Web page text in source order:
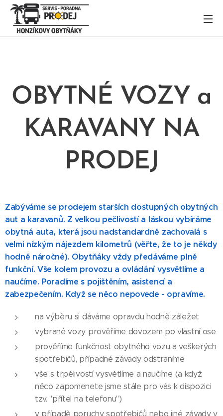
OBYTNÉ VOZY a
KARAVANY NA
PRODEJ
Zabýváme se prodejem starších dostupných obytných
aut a karavanů. Z velkou pečlivostí a láskou vybíráme
obytná auta, která jsou nadstandardně zachovalá s
velmi nízkým nájezdem kilometrů (věřte, že to je někdy
hodně náročné). Obytňáky vždy předáváme plně
funkční. Vše kolem provozu a ovládání vysvětlíme a
naučíme. Poradíme s pojištěním, asistencí a
zabezpečením. Když se něco nepovede - opravíme.
na výběru si dáváme opravdu hodně záležet
vybrané vozy prověříme dovozem po vlastní ose
prověříme funkčnost obytného vozu a veškerých
spotřebičů, případné závady odstraníme
vše s trpělivostí vysvětlíme a naučíme (a když
něco zapomenete jsme stále pro vás k dispozici
tzv. "přítel na telefonu")
v případě poruchy spotřebičů nebo jiné závady v